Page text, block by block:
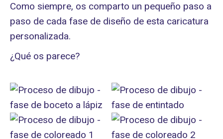
Como siempre, os comparto un pequeño paso a
paso de cada fase de diseño de esta caricatura
personalizada.
¿Qué os parece?